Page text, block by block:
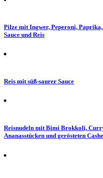
Pilze mit Ingwer, Peperoni,
Sauce und Reis
Reis mit süß-saurer Sauce
Reisnudeln mit Bimi Brokkoli,
Ananasstücken und gerösteten